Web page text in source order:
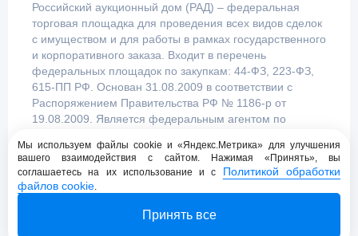
Российский аукционный дом (РАД) – федеральная
торговая площадка для проведения всех видов сделок
с имуществом и для работы в рамках государственного
и корпоративного заказа. Входит в перечень
федеральных площадок по закупкам: 44-ФЗ, 223-ФЗ,
615-ПП РФ. Основан 31.08.2009 в соответствии с
Распоряжением Правительства РФ № 1186-р от
19.08.2009. Является федеральным агентом по
Правительством Российской Федерации.
Политика конфиденциальности
Мы используем файлы cookie и «Яндекс.Метрика» для улучшения
вашего взаимодействия с сайтом. Нажимая «Принять», вы
соглашаетесь на их использование и с Политикой обработки
файлов cookie.
Принять все